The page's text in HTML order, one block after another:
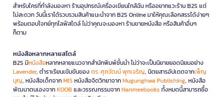
สำหรับใครที่กำลังมองหา ร้านอุปกรณ์เครื่องเขียนใกล้ฉัน หรืออยากแวะร้าน B2S แต่
ไม่สะดวก วันนี้เราได้รวบรวมสินค้าแนะนำจาก B2S Online มาให้คุณเลือกสรรได้ง่ายๆ
พร้อมตอบโจทย์ทุกไลฟ์สไตล์ ไม่ว่าคุณจะมองหา ร้านขายหนังสือ หรือสินค้าอื่นๆ
ก็ตาม
หนังสือหลากหลายสไตล์
B2S มีหนังสือหลากหลายแนวจากสำนักพิมพ์ชั้นนำ ไม่ว่าจะเป็นนิยายยอดนิยมอย่าง
Lavender, ตำราเรียนเข้มข้นของดร. ศุภวัฒน์ พุกเจริญ, นิตยสารอัปเดตจากเพ็ญ
บุญ, หนังสือเด็กจากMIS หนังสือจิตวิทยาจากMugunghwa Publishing, หนังสือ
พัฒนาตนเองจากKOOB และวรรณกรรมจากNanmeebooks ทั้งหมดนี้สามารถซื้อ